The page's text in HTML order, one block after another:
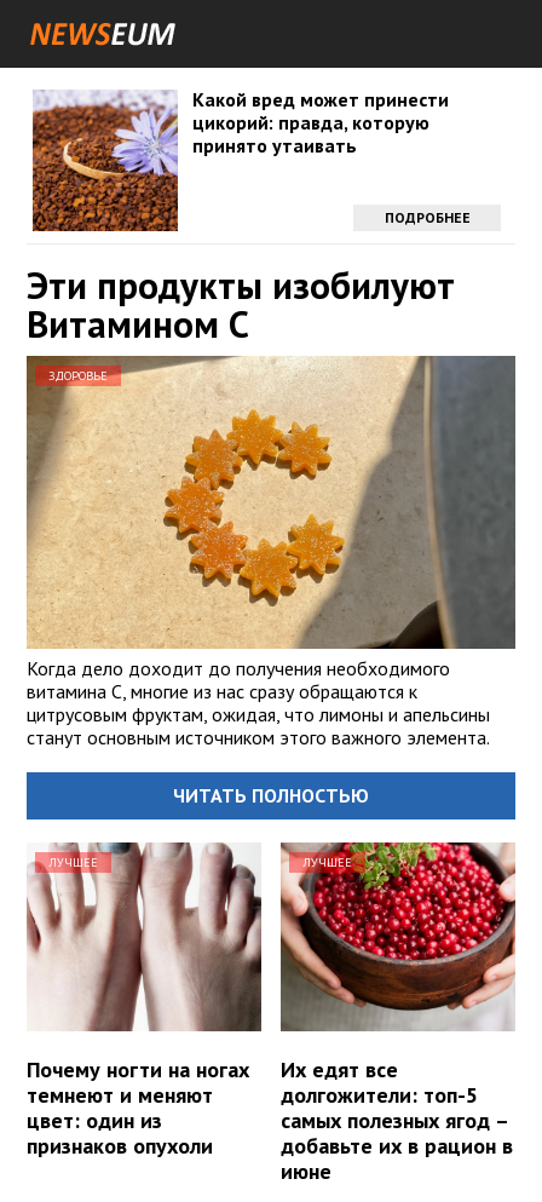
Какой вред может принести
цикорий: правда, которую
принято утаивать
ПОДРОБНЕЕ
Эти продукты изобилуют
Витамином С
ЗДОРОВЬЕ
Когда дело доходит до получения необходимого
витамина С, многие из нас сразу обращаются к
цитрусовым фруктам, ожидая, что лимоны и апельсины
станут основным источником этого важного элемента.
ЧИТАТЬ ПОЛНОСТЬЮ
ЛУЧШЕЕ
Почему ногти на ногах
темнеют и меняют
цвет: один из
признаков опухоли
ЛУЧШЕЕ
Их едят все
долгожители: топ-5
самых полезных ягод –
добавьте их в рацион в
июне